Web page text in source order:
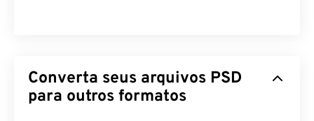
Converta seus arquivos PSD
para outros formatos